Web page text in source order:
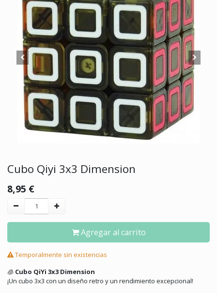
Cubo Qiyi 3x3 Dimension
8,95 €
Agregar al carrito
Temporalmente sin existencias
🧊 Cubo QiYi 3x3 Dimension
¡Un cubo 3x3 con un diseño retro y un rendimiento excepcional!